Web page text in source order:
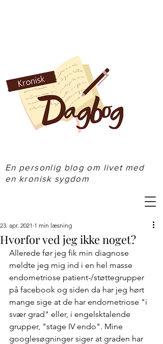
En personlig blog om livet med
en kronisk sygdom
Hvorfor ved jeg ikke noget?
23. apr. 2021 1 min læsning
Allerede før jeg fik min diagnose
meldte jeg mig ind i en hel masse
endometriose patient-/støttegrupper
på facebook og siden da har jeg hørt
mange sige at de har endometriose "i
svær grad" eller, i engelsktalende
grupper, "stage IV endo". Mine
googlesøgninger siger at graden har